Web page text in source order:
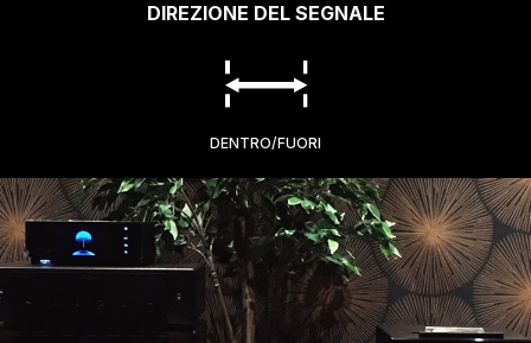
DIREZIONE DEL SEGNALE
DENTRO/FUORI